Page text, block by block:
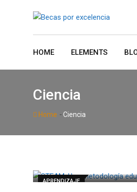
HOME ELEMENTS
Ciencia
Home -Ciencia
APRENDIZAJE